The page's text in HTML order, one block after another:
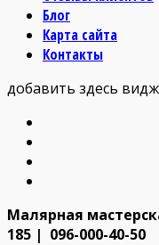
Блог
Карта сайта
Контакты
добавить здесь
Малярная
185 | 096-000-40-50